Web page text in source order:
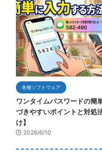
各種ソフトウェア
ワンタイムパスワードの簡
づきやすいポイントと対処
け】
2026/6/10